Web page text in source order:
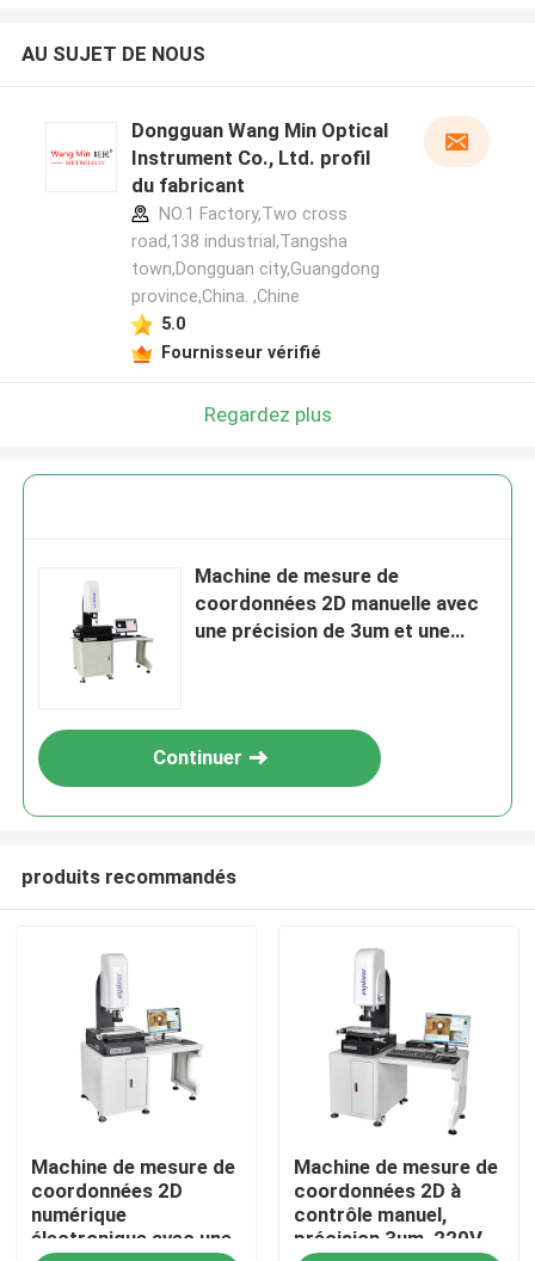
À la maison
Produits
Vidéos
AU SUJET DE NOUS
Dongguan Wang Min Optical
Instrument Co., Ltd. profil
du fabricant
NO.1 Factory,Two cross
road,138 industrial,Tangsha
town,Dongguan city,Guangdong
province,China. ,Chine
5.0
Fournisseur vérifié
Regardez plus
Machine de mesure de
coordonnées 2D manuelle avec
une précision de 3um et une
Continuer
produits recommandés
Machine de mesure de
coordonnées 2D
numérique
électronique avec une
Machine de mesure de
coordonnées 2D à
contrôle manuel,
précision 3um, 220V